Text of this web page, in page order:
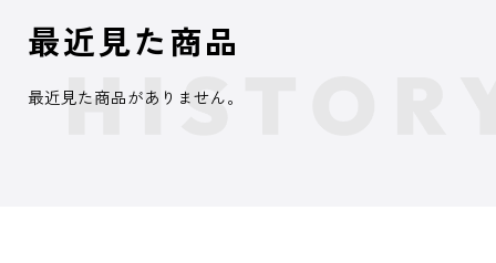
最近見た商品
最近見た商品がありません。